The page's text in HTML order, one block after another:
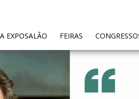
A EXPOSALÃO FEIRAS